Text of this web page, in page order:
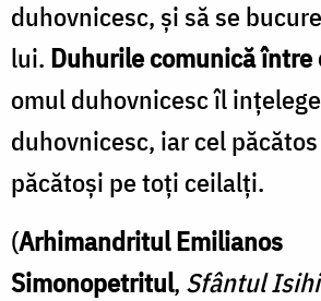
duhovnicesc, și să se
lui. Duhurile comunică între
omul duhovnicesc îl
duhovnicesc, iar cel
păcătoși pe toți ceilalți.
(Arhimandritul Emilianos
Simonopetritul, Sfântul